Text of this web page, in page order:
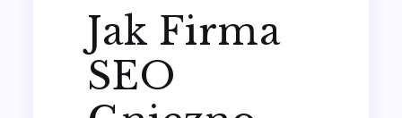
Jak Firma
SEO